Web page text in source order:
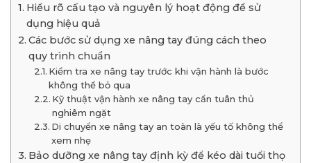
Hiểu rõ cấu tạo và nguyên lý hoạt động để sử
dụng hiệu quả
Các bước sử dụng xe nâng tay đúng cách theo
quy trình chuẩn
Kiểm tra xe nâng tay trước khi vận hành là bước
không thể bỏ qua
Kỹ thuật vận hành xe nâng tay cần tuân thủ
nghiêm ngặt
Di chuyển xe nâng tay an toàn là yếu tố không thể
xem nhẹ
Bảo dưỡng xe nâng tay định kỳ để kéo dài tuổi thọ